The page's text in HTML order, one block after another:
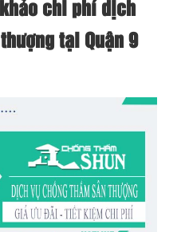
chi phí dịch
tại Quận 9